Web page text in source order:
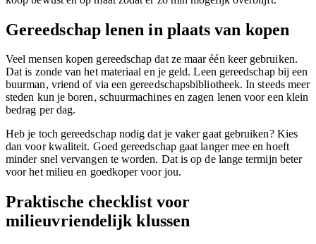
Gereedschap lenen in plaats van kopen
Veel mensen kopen gereedschap dat ze maar één keer gebruiken.
Dat is zonde van het materiaal en je geld. Leen gereedschap bij een
buurman, vriend of via een gereedschapsbibliotheek. In steeds meer
steden kun je boren, schuurmachines en zagen lenen voor een klein
bedrag per dag.
Heb je toch gereedschap nodig dat je vaker gaat gebruiken? Kies
dan voor kwaliteit. Goed gereedschap gaat langer mee en hoeft
minder snel vervangen te worden. Dat is op de lange termijn beter
voor het milieu en goedkoper voor jou.
Praktische checklist voor
milieuvriendelijk klussen